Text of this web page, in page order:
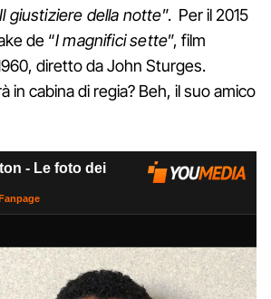
Il giustiziere della notte”. Per il 2015
de “I magnifici sette”, film
diretto da John Sturges.
in cabina di regia? Beh, il suo amico